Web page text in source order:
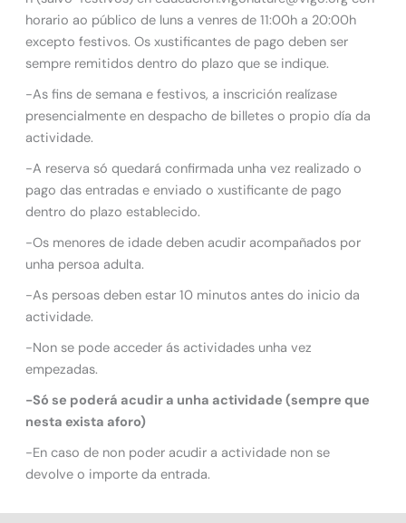
horario ao público de luns a venres de 11:00h a 20:00h
excepto festivos. Os xustificantes de pago deben ser
sempre remitidos dentro do plazo que se indique.
-As fins de semana e festivos, a inscrición realízase
presencialmente en despacho de billetes o propio día da
actividade.
-A reserva só quedará confirmada unha vez realizado o
pago das entradas e enviado o xustificante de pago
dentro do plazo establecido.
-Os menores de idade deben acudir acompañados por
unha persoa adulta.
-As persoas deben estar 10 minutos antes do inicio da
actividade.
-Non se pode acceder ás actividades unha vez
empezadas.
-Só se poderá acudir a unha actividade (sempre que
nesta exista aforo)
-En caso de non poder acudir a actividade non se
devolve o importe da entrada.